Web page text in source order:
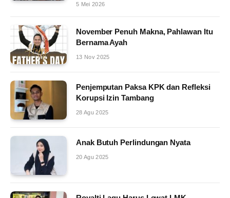
5 Mei 2026
November Penuh Makna, Pahlawan Itu
Bernama Ayah
13 Nov 2025
Penjemputan Paksa KPK dan Refleksi
Korupsi Izin Tambang
28 Agu 2025
Anak Butuh Perlindungan Nyata
20 Agu 2025